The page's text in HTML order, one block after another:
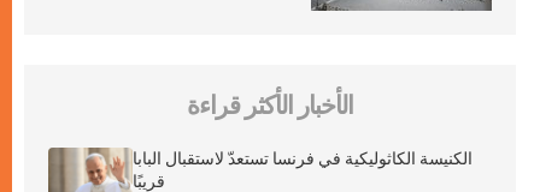
الأخبار الأكثر قراءة
الكنيسة الكاثوليكية في فرنسا تستعدّ لاستقبال البابا
قريبًا